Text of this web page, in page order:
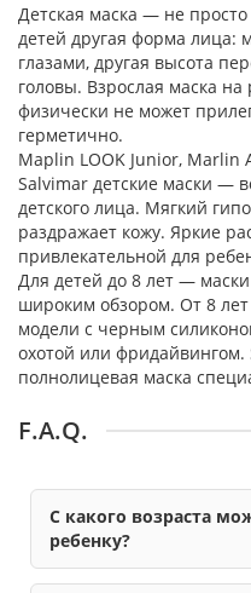
Детская маска — не
детей другая форма лица:
глазами, другая высота
головы. Взрослая маска
физически не может
герметично.
Mарlin LOOK Junior, Marlin
Salvimar детские маски —
детского лица. Мягкий
раздражает кожу. Яркие
привлекательной для
Для детей до 8 лет —
широким обзором. От 8
модели с черным
охотой или фридайвингом.
полнолицевая маска
F.A.Q.
С какого возраста
ребенку?